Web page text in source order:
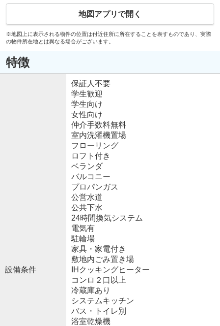
地図アプリで開く
※地図上に表示される物件の位置は付近住所に所在することを表すものであり、実際
の物件所在地とは異なる場合がございます。
特徴
設備条件
保証人不要
学生歓迎
学生向け
女性向け
仲介手数料無料
室内洗濯機置場
フローリング
ロフト付き
ベランダ
バルコニー
プロパンガス
公営水道
公共下水
24時間換気システム
電気有
駐輪場
家具・家電付き
敷地内ごみ置き場
IHクッキングヒーター
コンロ２口以上
冷蔵庫あり
システムキッチン
バス・トイレ別
浴室乾燥機